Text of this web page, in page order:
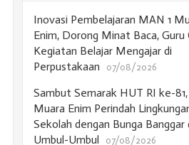
Inovasi Pembelajaran MAN 1
Enim, Dorong Minat Baca, Guru
Kegiatan Belajar Mengajar di
Perpustakaan
07/08/2026
Sambut Semarak HUT RI ke-
Muara Enim Perindah
Sekolah dengan Bunga Banggar
Umbul-Umbul
07/08/2026